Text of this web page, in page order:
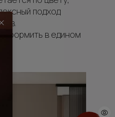
подход
оформить в едином